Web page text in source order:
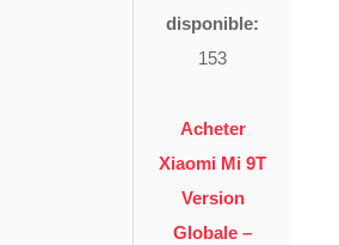
disponible:
153
Acheter
Xiaomi Mi 9T
Version
Globale –